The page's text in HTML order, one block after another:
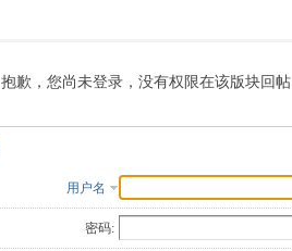
索
抱歉，您尚未登录，没有权限在该版块回帖
用户名
密码: